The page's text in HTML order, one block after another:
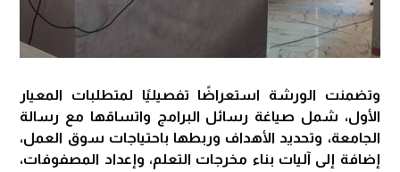
وتضمنت الورشة استعراضًا تفصيليًا لمتطلبات المعيار
الأول، شمل صياغة رسائل البرامج واتساقها مع رسالة
الجامعة، وتحديد الأهداف وربطها باحتياجات سوق العمل،
إضافة إلى آليات بناء مخرجات التعلم، وإعداد المصفوفات،